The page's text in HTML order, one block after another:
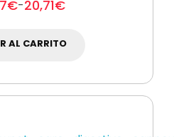
20,71€
-
€
AL CARRITO